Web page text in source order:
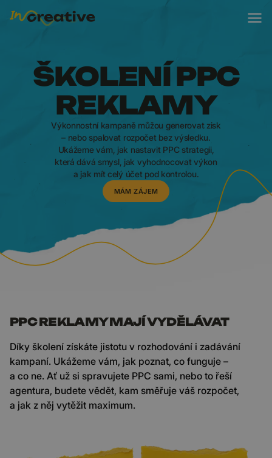
ŠKOLENÍ PPC
REKLAMY
Výkonnostní kampaně můžou generovat zisk
– nebo spalovat rozpočet bez výsledku.
Ukážeme vám, jak nastavit PPC strategii,
která dává smysl, jak vyhodnocovat výkon
a jak mít celý účet pod kontrolou.
MÁM ZÁJEM
PPC REKLAMY MAJÍ VYDĚLÁVAT
Díky školení získáte jistotu v rozhodování i zadávání
kampaní. Ukážeme vám, jak poznat, co funguje –
a co ne. Ať už si spravujete PPC sami, nebo to řeší
agentura, budete vědět, kam směřuje váš rozpočet,
a jak z něj vytěžit maximum.